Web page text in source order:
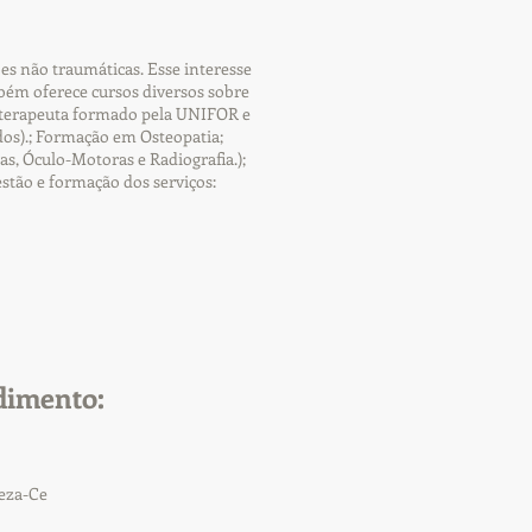
não traumáticas. Esse interesse
oferece cursos diversos sobre
formado pela UNIFOR e
Formação em Osteopatia;
Óculo-Motoras e Radiografia.);
e formação dos serviços:
Ce